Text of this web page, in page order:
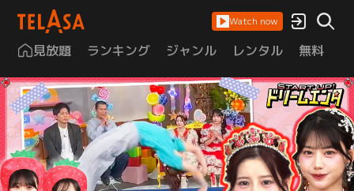
Watch now
見放題 ランキング ジャンル レンタル 無料